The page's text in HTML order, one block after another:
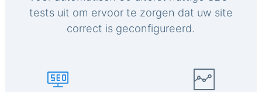
tests uit om ervoor te zorgen dat uw site
correct is geconfigureerd.